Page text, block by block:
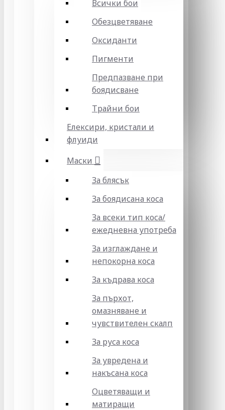
Всички бои
Обезцветяване
Оксиданти
Пигменти
Предпазване при
боядисване
Трайни бои
Елексири, кристали и
флуиди
Маски
За блясък
За боядисана коса
За всеки тип коса/
ежедневна употреба
За изглаждане и
непокорна коса
За къдрава коса
За пърхот,
омазняване и
чувствителен скалп
За руса коса
За увредена и
накъсана коса
Оцветяващи и
матиращи